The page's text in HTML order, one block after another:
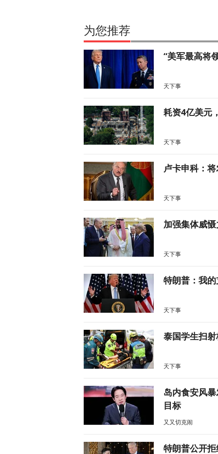
为您推荐
“美军最高将
天下事
耗资4亿美元
天下事
卢卡申科：
天下事
加强集体威
天下事
特朗普：我
天下事
泰国学生扫
天下事
岛内食安风
目标
又又切克闹
特朗普公开